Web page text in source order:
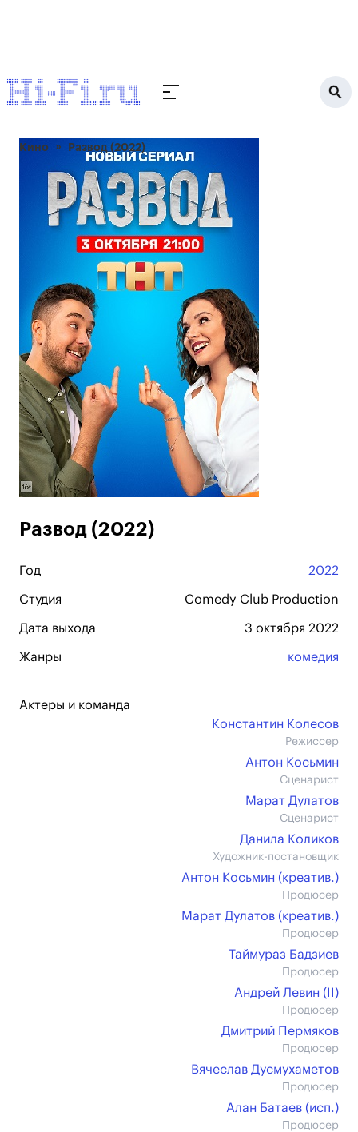
Кино Развод (2022)
Развод (2022)
Год 2022
Студия Comedy Club Production
Дата выхода 3 октября 2022
Жанры комедия
Актеры и команда
Константин Колесов
Режиссер
Антон Косьмин
Сценарист
Марат Дулатов
Сценарист
Данила Коликов
Художник-постановщик
Антон Косьмин (креатив.)
Продюсер
Марат Дулатов (креатив.)
Продюсер
Таймураз Бадзиев
Продюсер
Андрей Левин (II)
Продюсер
Дмитрий Пермяков
Продюсер
Вячеслав Дусмухаметов
Продюсер
Алан Батаев (иcп.)
Продюсер